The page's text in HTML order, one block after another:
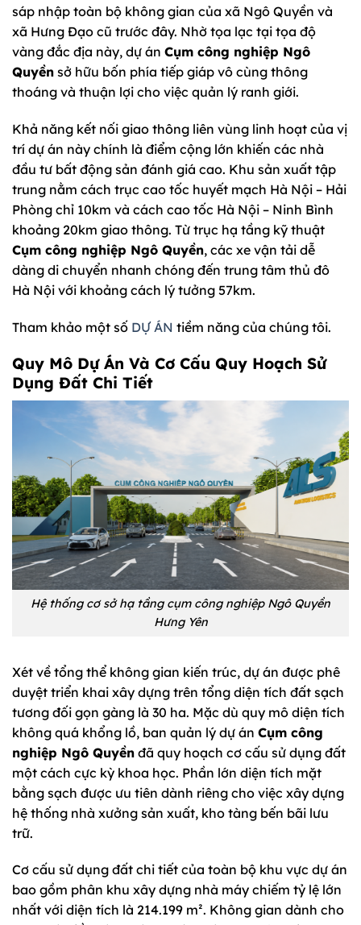
sáp nhập toàn bộ không gian của xã Ngô Quyền và
xã Hưng Đạo cũ trước đây. Nhờ tọa lạc tại tọa độ
vàng đắc địa này, dự án Cụm công nghiệp Ngô
Quyền sở hữu bốn phía tiếp giáp vô cùng thông
thoáng và thuận lợi cho việc quản lý ranh giới.
Khả năng kết nối giao thông liên vùng linh hoạt của vị
trí dự án này chính là điểm cộng lớn khiến các nhà
đầu tư bất động sản đánh giá cao. Khu sản xuất tập
trung nằm cách trục cao tốc huyết mạch Hà Nội – Hải
Phòng chỉ 10km và cách cao tốc Hà Nội – Ninh Bình
khoảng 20km giao thông. Từ trục hạ tầng kỹ thuật
Cụm công nghiệp Ngô Quyền, các xe vận tải dễ
dàng di chuyển nhanh chóng đến trung tâm thủ đô
Hà Nội với khoảng cách lý tưởng 57km.
Tham khảo một số DỰ ÁN tiềm năng của chúng tôi.
Quy Mô Dự Án Và Cơ Cấu Quy Hoạch Sử
Dụng Đất Chi Tiết
Hệ thống cơ sở hạ tầng cụm công nghiệp Ngô Quyền
Hưng Yên
Xét về tổng thể không gian kiến trúc, dự án được phê
duyệt triển khai xây dựng trên tổng diện tích đất sạch
tương đối gọn gàng là 30 ha. Mặc dù quy mô diện tích
không quá khổng lồ, ban quản lý dự án Cụm công
nghiệp Ngô Quyền đã quy hoạch cơ cấu sử dụng đất
một cách cực kỳ khoa học. Phần lớn diện tích mặt
bằng sạch được ưu tiên dành riêng cho việc xây dựng
hệ thống nhà xưởng sản xuất, kho tàng bến bãi lưu
trữ.
Cơ cấu sử dụng đất chi tiết của toàn bộ khu vực dự án
bao gồm phân khu xây dựng nhà máy chiếm tỷ lệ lớn
nhất với diện tích là 214.199 m². Không gian dành cho